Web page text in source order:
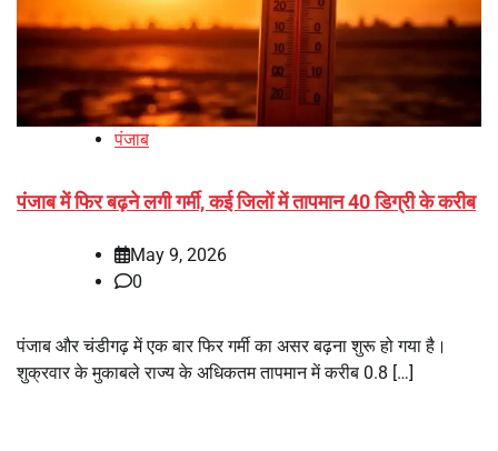
पंजाब
पंजाब में फिर बढ़ने लगी गर्मी, कई जिलों में तापमान 40 डिग्री के करीब
May 9, 2026
0
पंजाब और चंडीगढ़ में एक बार फिर गर्मी का असर बढ़ना शुरू हो गया है।
शुक्रवार के मुकाबले राज्य के अधिकतम तापमान में करीब 0.8 […]